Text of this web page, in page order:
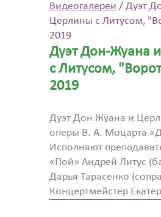
Видеогалереи / Дуэт
Церлины с Литусом,
2019
Дуэт Дон-Жуана
с Литусом,
2019
Дуэт Дон Жуана и
оперы В. А. Моцарта
Исполняют
«Пой» Андрей Литус
Дарья Тарасенко
Концертмейстер